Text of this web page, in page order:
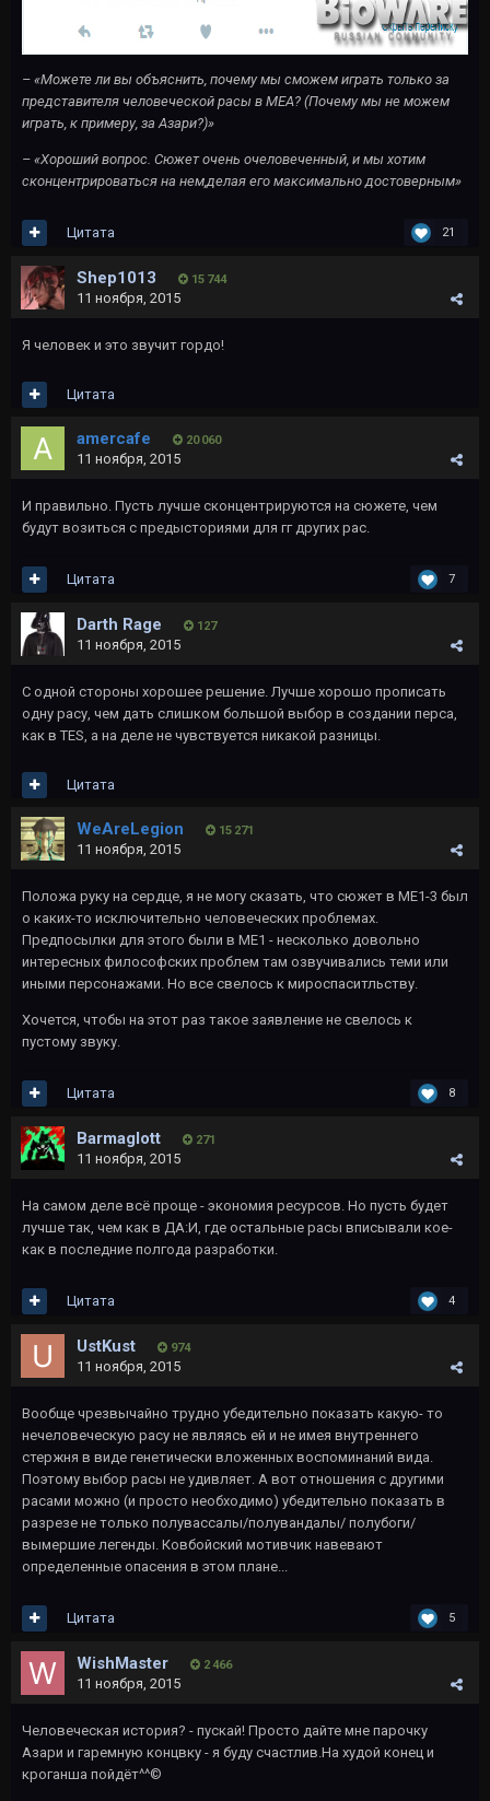
– «Можете ли вы объяснить, почему мы сможем играть только за
представителя человеческой расы в MEA? (Почему мы не можем
играть, к примеру, за Азари?)»
– «Хороший вопрос. Сюжет очень очеловеченный, и мы хотим
сконцентрироваться на нем,делая его максимально достоверным»
21
Цитата
Shep1013 15 744
11 ноября, 2015
Я человек и это звучит гордо!
Цитата
amercafe 20 060
11 ноября, 2015
И правильно. Пусть лучше сконцентрируются на сюжете, чем
будут возиться с предысториями для гг других рас.
7
Цитата
Darth Rage 127
11 ноября, 2015
С одной стороны хорошее решение. Лучше хорошо прописать
одну расу, чем дать слишком большой выбор в создании перса,
как в TES, а на деле не чувствуется никакой разницы.
Цитата
WeAreLegion 15 271
11 ноября, 2015
Положа руку на сердце, я не могу сказать, что сюжет в МЕ1-3 был
о каких-то исключительно человеческих проблемах.
Предпосылки для этого были в МЕ1 - несколько довольно
интересных философских проблем там озвучивались теми или
иными персонажами. Но все свелось к мироспаситльству.
Хочется, чтобы на этот раз такое заявление не свелось к
пустому звуку.
8
Цитата
Barmaglott 271
11 ноября, 2015
На самом деле всё проще - экономия ресурсов. Но пусть будет
лучше так, чем как в ДА:И, где остальные расы вписывали кое-
как в последние полгода разработки.
4
Цитата
UstKust 974
11 ноября, 2015
Вообще чрезвычайно трудно убедительно показать какую- то
нечеловеческую расу не являясь ей и не имея внутреннего
стержня в виде генетически вложенных воспоминаний вида.
Поэтому выбор расы не удивляет. А вот отношения с другими
расами можно (и просто необходимо) убедительно показать в
разрезе не только полувассалы/полувандалы/ полубоги/
вымершие легенды. Ковбойский мотивчик навевают
определенные опасения в этом плане...
5
Цитата
WishMaster 2 466
11 ноября, 2015
Человеческая история? - пускай! Просто дайте мне парочку
Азари и гаремную концвку - я буду счастлив.На худой конец и
кроганша пойдёт^^©